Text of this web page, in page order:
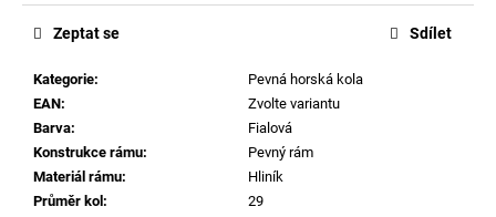
Kategorie:
Pevná horská kola
EAN:
Zvolte variantu
Barva:
Fialová
Konstrukce rámu:
Pevný rám
Materiál rámu:
Hliník
Průměr kol: 29
Zeptat se Sdílet